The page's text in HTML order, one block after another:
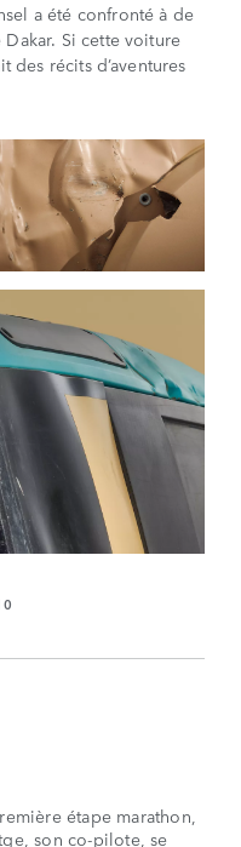
a été confronté à de
Si cette voiture
des récits d’aventures
étape marathon,
son co-pilote, se